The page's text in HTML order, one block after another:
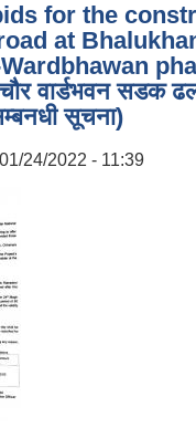
for the
at
वार्डभवन सडक
सूचना)
24/2022 - 11:39